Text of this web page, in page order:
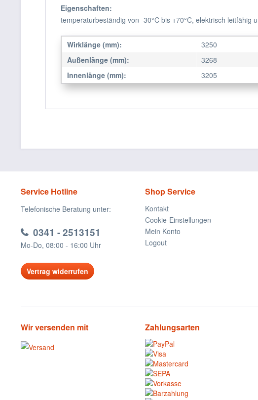
Eigenschaften:
temperaturbeständig von -30°C bis +70°C, elektrisch
Wirklänge (mm):
3250
Außenlänge (mm):
3268
Innenlänge (mm):
3205
Service Hotline
Telefonische Beratung unter:
0341 - 2513151
Mo-Do, 08:00 - 16:00 Uhr
Vertrag widerrufen
Shop Service
Kontakt
Cookie-Einstellungen
Mein Konto
Logout
Wir versenden mit Zahlungsarten